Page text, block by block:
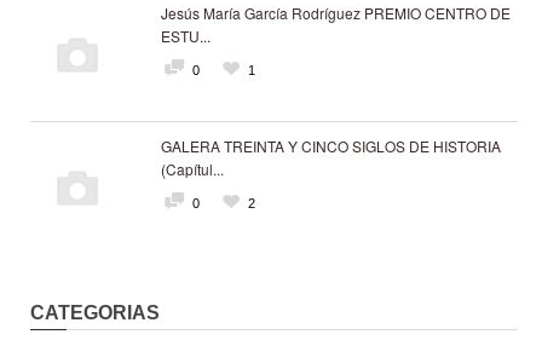
Jesús María García Rodríguez PREMIO CENTRO DE
ESTU...
0 1
GALERA TREINTA Y CINCO SIGLOS DE HISTORIA
(Capítul...
0 2
CATEGORIAS